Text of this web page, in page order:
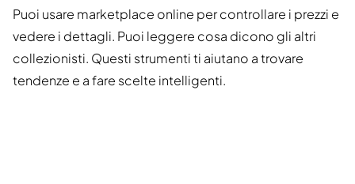
Puoi usare marketplace online per controllare i prezzi e
vedere i dettagli. Puoi leggere cosa dicono gli altri
collezionisti. Questi strumenti ti aiutano a trovare
tendenze e a fare scelte intelligenti.